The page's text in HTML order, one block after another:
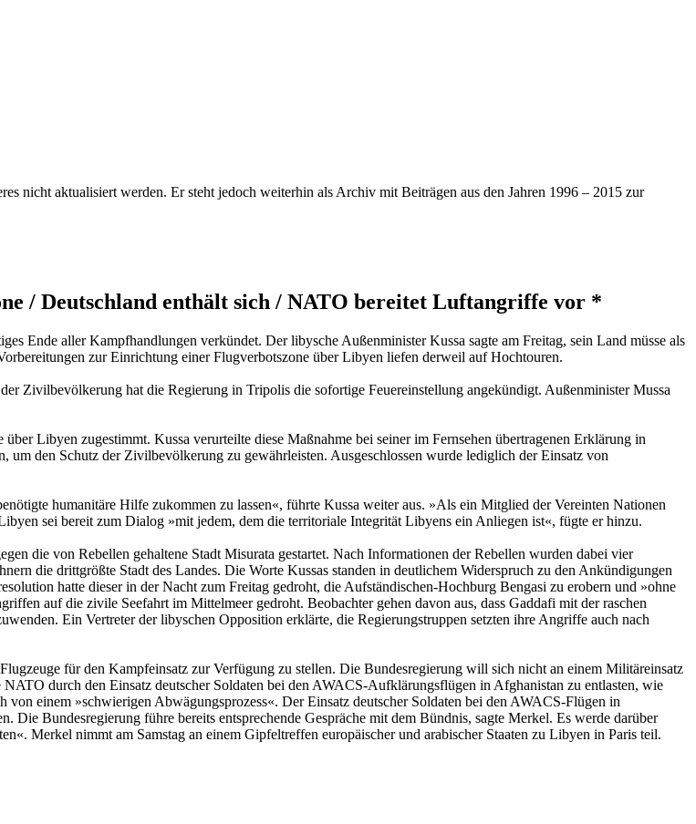
nicht aktualisiert werden. Er steht jedoch weiterhin als Archiv mit Beiträgen aus den Jahren 1996 – 2015 zur
/ Deutschland enthält sich / NATO bereitet Luftangriffe vor *
Ende aller Kampfhandlungen verkündet. Der libysche Außenminister Kussa sagte am Freitag, sein Land müsse als
zur Einrichtung einer Flugverbotszone über Libyen liefen derweil auf Hochtouren.
Zivilbevölkerung hat die Regierung in Tripolis die sofortige Feuereinstellung angekündigt. Außenminister Mussa
Libyen zugestimmt. Kussa verurteilte diese Maßnahme bei seiner im Fernsehen übertragenen Erklärung in
den Schutz der Zivilbevölkerung zu gewährleisten. Ausgeschlossen wurde lediglich der Einsatz von
humanitäre Hilfe zukommen zu lassen«, führte Kussa weiter aus. »Als ein Mitglied der Vereinten Nationen
sei bereit zum Dialog »mit jedem, dem die territoriale Integrität Libyens ein Anliegen ist«, fügte er hinzu.
die von Rebellen gehaltene Stadt Misurata gestartet. Nach Informationen der Rebellen wurden dabei vier
die drittgrößte Stadt des Landes. Die Worte Kussas standen in deutlichem Widerspruch zu den Ankündigungen
hatte dieser in der Nacht zum Freitag gedroht, die Aufständischen-Hochburg Bengasi zu erobern und »ohne
auf die zivile Seefahrt im Mittelmeer gedroht. Beobachter gehen davon aus, dass Gaddafi mit der raschen
Ein Vertreter der libyschen Opposition erklärte, die Regierungstruppen setzten ihre Angriffe auch nach
für den Kampfeinsatz zur Verfügung zu stellen. Die Bundesregierung will sich nicht an einem Militäreinsatz
durch den Einsatz deutscher Soldaten bei den AWACS-Aufklärungsflügen in Afghanistan zu entlasten, wie
einem »schwierigen Abwägungsprozess«. Der Einsatz deutscher Soldaten bei den AWACS-Flügen in
Bundesregierung führe bereits entsprechende Gespräche mit dem Bündnis, sagte Merkel. Es werde darüber
Merkel nimmt am Samstag an einem Gipfeltreffen europäischer und arabischer Staaten zu Libyen in Paris teil.